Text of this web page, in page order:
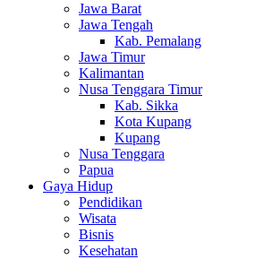
Jawa Barat
Jawa Tengah
Kab. Pemalang
Jawa Timur
Kalimantan
Nusa Tenggara Timur
Kab. Sikka
Kota Kupang
Kupang
Nusa Tenggara
Papua
Gaya Hidup
Pendidikan
Wisata
Bisnis
Kesehatan